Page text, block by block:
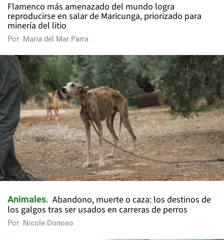
Flamenco más amenazado del mundo logra
reproducirse en salar de Maricunga, priorizado para
minería del litio
Por María del Mar Parra
Animales
Abandono, muerte o caza: los destinos de
los galgos tras ser usados en carreras de perros
Por Nicole Donoso